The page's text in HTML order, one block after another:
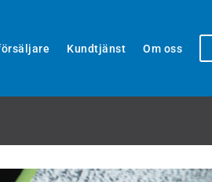
Kundtjänst Om oss